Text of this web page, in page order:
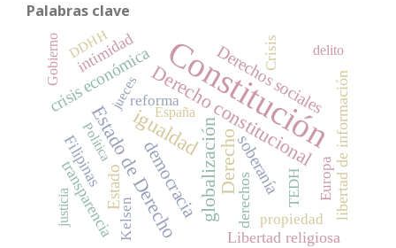
Palabras clave
Constitución
igualdad
Estado de Derechoglobalización
Derecho constitucional
Derecho
democracia
crisis económica Derechos sociales
Estado soberanía
transparencia
intimidad
libertad de información
Filipinas
derechos
Libertad religiosa
Crisis
reforma
TEDH Europa
propiedad
Kelsen
Política
Gobierno
España
jueces
justicia
delito
DDHH